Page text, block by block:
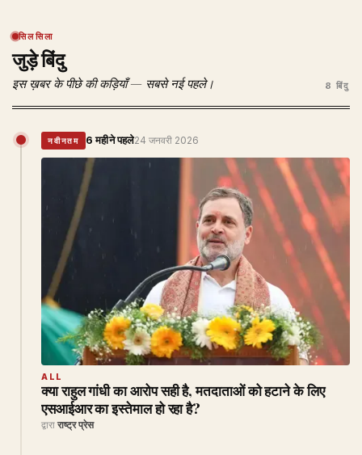
सिलसिला
जुड़े बिंदु
इस ख़बर के पीछे की कड़ियाँ — सबसे नई पहले। 8 बिंदु
नवीनतम 6 महीने पहले24 जनवरी 2026
ALL
क्या राहुल गांधी का आरोप सही है, मतदाताओं को हटाने के लिए
एसआईआर का इस्तेमाल हो रहा है?
द्वारा राष्ट्र प्रेस